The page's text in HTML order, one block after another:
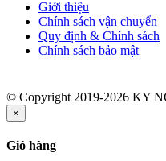
Giới thiệu
Chính sách vận chuyển
Quy định & Chính sách
Chính sách bảo mật
© Copyright 2019-2026 KY
×
Giỏ hàng